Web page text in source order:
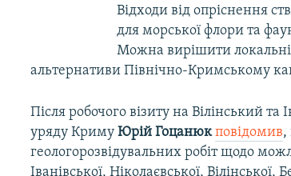
Відходи від опріснення
для морської флори та
Можна вирішити
альтернативи Північно-Кримському
Після робочого візиту на Вілінський та
уряду КримуЮрій Гоцанюкповідомив,
геологорозвідувальних робіт щодо
Іванівської, Ніколаєвської,